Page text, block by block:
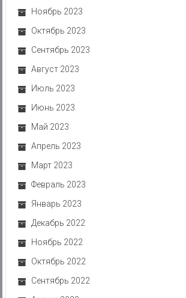
Ноябрь 2023
Октябрь 2023
Сентябрь 2023
Август 2023
Июль 2023
Июнь 2023
Май 2023
Апрель 2023
Март 2023
Февраль 2023
Январь 2023
Декабрь 2022
Ноябрь 2022
Октябрь 2022
Сентябрь 2022